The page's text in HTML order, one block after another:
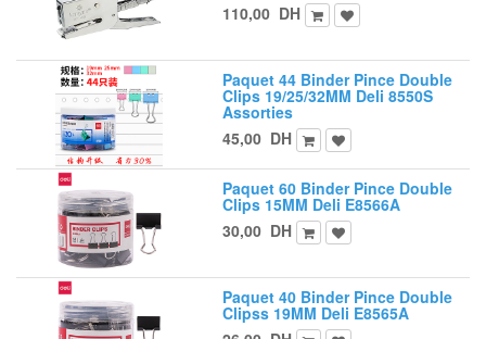
110,00 DH
Paquet 44 Binder Pince Double
Clips 19/25/32MM Deli 8550S
Assorties
45,00 DH
Paquet 60 Binder Pince Double
Clips 15MM Deli E8566A
30,00 DH
Paquet 40 Binder Pince Double
Clipss 19MM Deli E8565A